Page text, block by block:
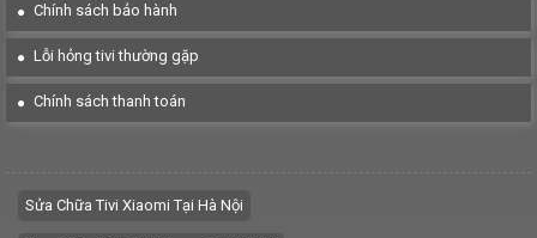
Chính sách bảo hành
Lỗi hỏng tivi thường gặp
Chính sách thanh toán
Sửa Chữa Tivi Xiaomi Tại Hà Nội